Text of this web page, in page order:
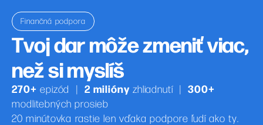
Finančná podpora
Tvoj dar môže zmeniť viac,
než si myslíš
270+ epizód | 2 milióny zhliadnutí | 300+
modlitebných prosieb
20 minútovka rastie len vďaka podpore ľudí ako ty.